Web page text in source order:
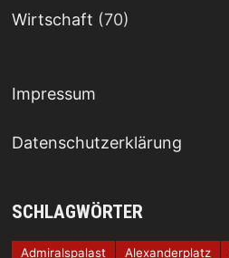
Wirtschaft (70)
Impressum
Datenschutzerklärung
SCHLAGWÖRTER
Admiralspalast Alexanderplatz